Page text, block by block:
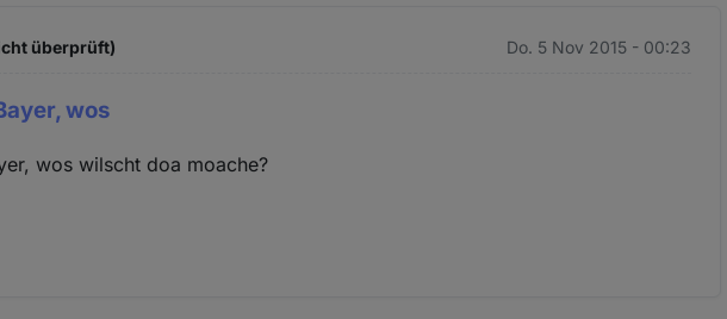
überprüft) Do. 5 Nov 2015 - 00:23
wos
wos wilscht doa moache?